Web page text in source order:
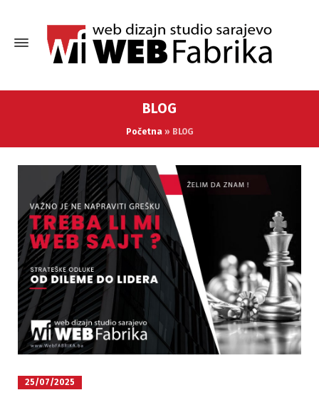
BLOG
Početna» BLOG
25/07/2025